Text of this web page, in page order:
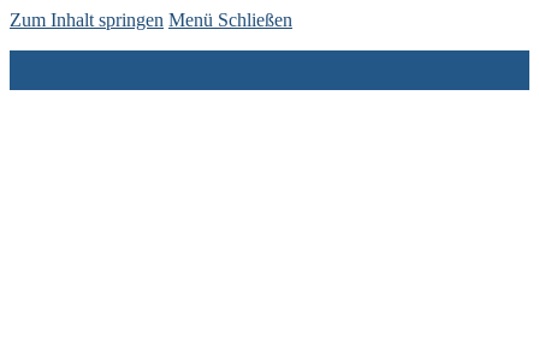
Zum Inhalt springen Menü Schließen